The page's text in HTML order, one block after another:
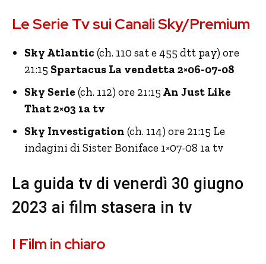
Le Serie Tv sui Canali Sky/Premium
Sky Atlantic (ch. 110 sat e 455 dtt pay) ore
21:15 Spartacus La vendetta 2×06-07-08
Sky Serie (ch. 112) ore 21:15 An Just Like
That 2×03 1a tv
Sky Investigation (ch. 114) ore 21:15 Le
indagini di Sister Boniface 1×07-08 1a tv
La guida tv di venerdì 30 giugno
2023 ai film stasera in tv
I Film in chiaro